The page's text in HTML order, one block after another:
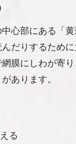
心部にある「
だりするために
膜にしわが寄
あります。
る